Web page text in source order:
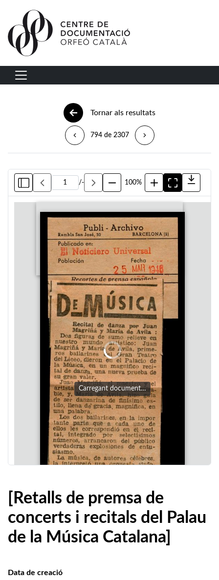
Vés al contingut
Navegació principal
Tornar als resultats
794 de 2307
/- 100%
Carregant document…
[Retalls de premsa de
concerts i recitals del Palau
de la Música Catalana]
Data de creació